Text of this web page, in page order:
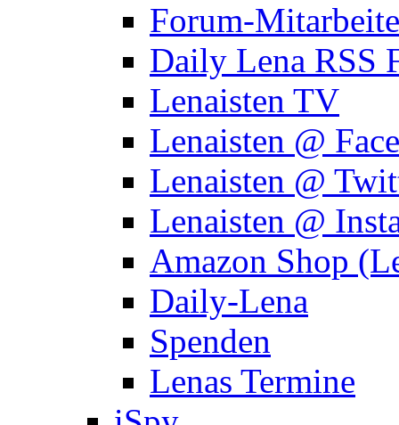
Forum-
Daily Lena RSS
Lenaisten TV
Lenaisten @
Lenaisten @
Lenaisten @
Amazon Shop
Daily-Lena
Spenden
Lenas Termine